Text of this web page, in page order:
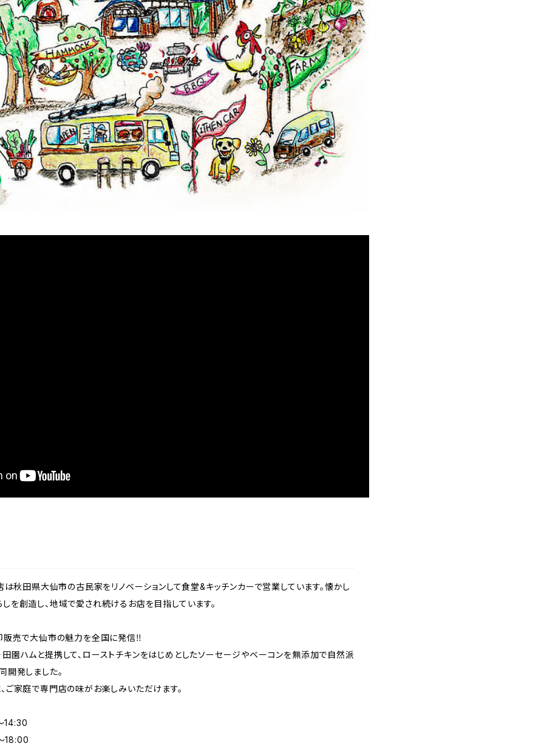
秋田県大仙市の古民家をリノベーションして食堂&キッチンカーで営業しています。懐かし
を創造し、地域で愛され続けるお店を目指しています。
販売で大仙市の魅力を全国に発信‼︎
園ハムと提携して、ローストチキンをはじめとしたソーセージやベーコンを無添加で自然派
開発しました。
ご家庭で専門店の味がお楽しみいただけます。
14:30
18:00